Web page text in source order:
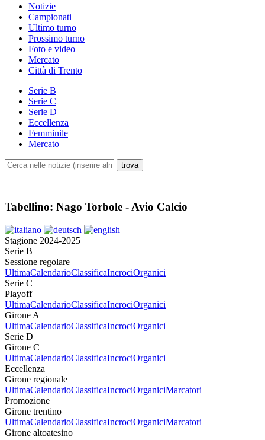
Notizie
Campionati
Ultimo turno
Prossimo turno
Foto e video
Mercato
Città di Trento
Serie B
Serie C
Serie D
Eccellenza
Femminile
Mercato
Tabellino: Nago Torbole - Avio Calcio
Stagione 2024-2025
Serie B
Sessione regolare
UltimaCalendarioClassificaIncrociOrganici
Serie C
Playoff
UltimaCalendarioClassificaIncrociOrganici
Girone A
UltimaCalendarioClassificaIncrociOrganici
Serie D
Girone C
UltimaCalendarioClassificaIncrociOrganici
Eccellenza
Girone regionale
UltimaCalendarioClassificaIncrociOrganiciMarcatori
Promozione
Girone trentino
UltimaCalendarioClassificaIncrociOrganiciMarcatori
Girone altoatesino